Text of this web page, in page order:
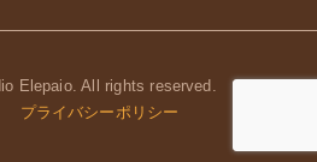
Elepaio. All rights reserved.
プライバシーポリシー